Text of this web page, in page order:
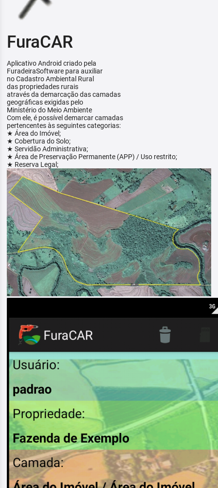
FuraCAR
Aplicativo Android criado pela
FuradeiraSoftware para auxiliar
no Cadastro Ambiental Rural
das propriedades rurais
através da demarcação das camadas
geográficas exigidas pelo
Ministério do Meio Ambiente
Com ele, é possível demarcar camadas
pertencentes às seguintes categorias:
★ Área do Imóvel;
★ Cobertura do Solo;
★ Servidão Administrativa;
★ Área de Preservação Permanente (APP) / Uso restrito;
★ Reserva Legal;